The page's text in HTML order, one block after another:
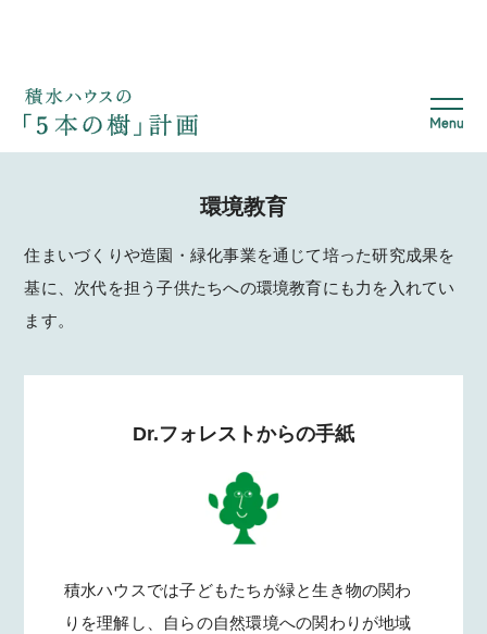
ー
・
方
法
論
境
環境教育
住まいづくりや造園・緑化事業を通じて培った研究成果を
基に、次代を担う子供たちへの環境教育にも力を入れてい
ます。
Dr.フォレストからの手紙
積水ハウスでは子どもたちが緑と生き物の関わ
りを理解し、自らの自然環境への関わりが地域